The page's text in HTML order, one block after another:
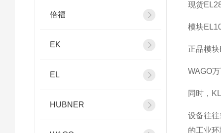
倍福
EK
EL
HUBNER
现货
模块
正品模
WAGO
同时，
设备往
的工业